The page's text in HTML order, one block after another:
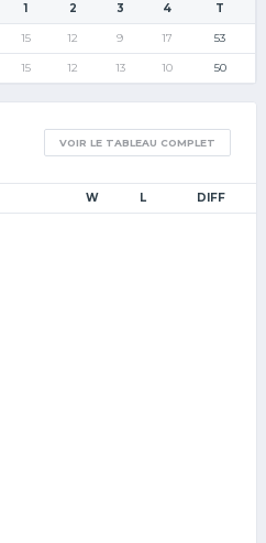
1 2 3 4 T
15 12 9 17 53
15 12 13 10 50
VOIR LE TABLEAU COMPLET
W L DIFF